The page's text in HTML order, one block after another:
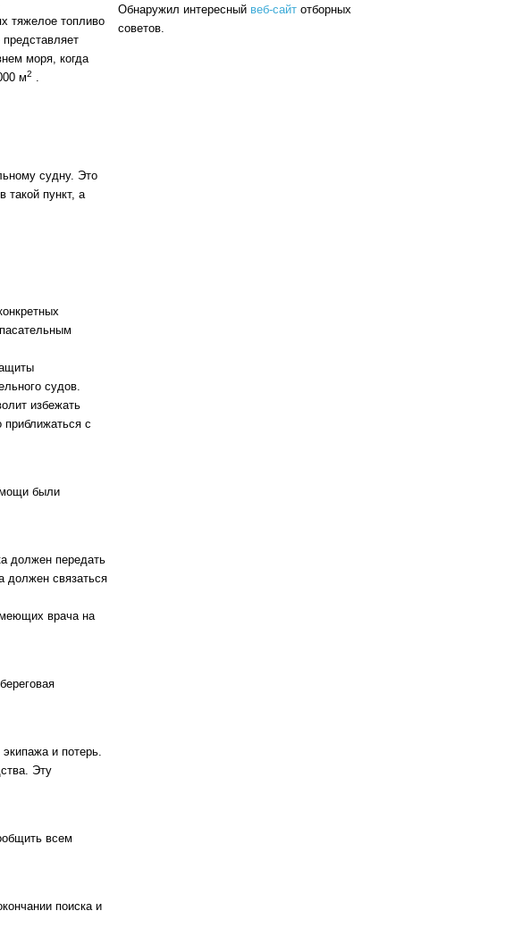
тяжелое топливо
моря, когда
м2
судну. Это
такой пункт, а
судов.
избежать
с
были
должен передать
должен связаться
врача на
и потерь.
Эту
всем
поиска и
Обнаружил интересный веб-сайт отборных
советов.